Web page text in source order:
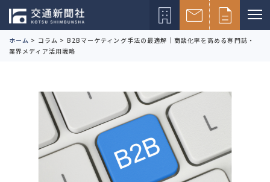
ホーム > コラム > B2Bマーケティング手法の最適解｜商談化率を高める専門誌・
業界メディア活用戦略